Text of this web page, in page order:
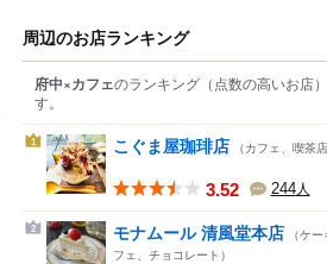
周辺のお店ランキング
府中×カフェのランキング （点数の高いお店）
す。
1 こぐま屋珈琲店 （カフェ、喫茶店
3.52 244人
2 モナムール 清風堂本店 （ケ
フェ、チョコレート）